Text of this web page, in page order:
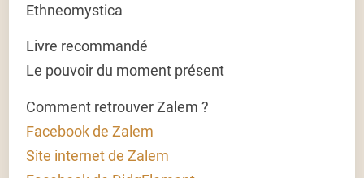
Ethneomystica
Livre recommandé
Le pouvoir du moment présent
Comment retrouver Zalem ?
Facebook de Zalem
Site internet de Zalem